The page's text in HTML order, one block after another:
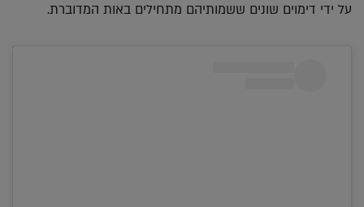
על ידי דימוים שונים ששמותיהם מתחילים באות המדוברת.